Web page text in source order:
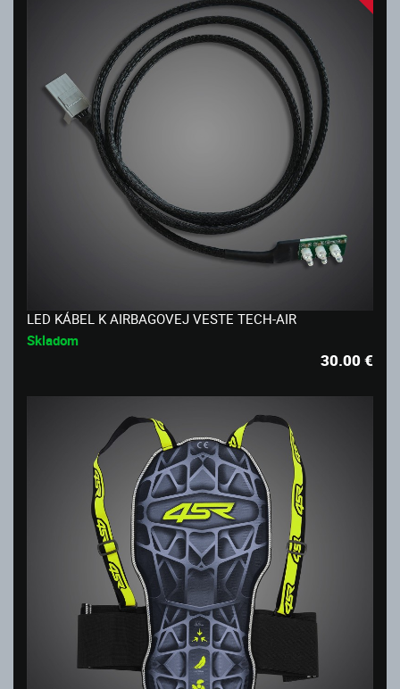
LED KÁBEL K AIRBAGOVEJ VESTE TECH-AIR
Skladom
30.00€